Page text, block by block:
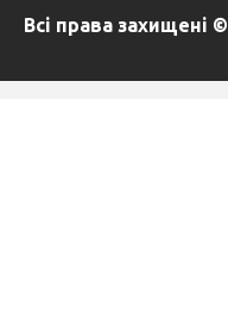
Всі права захищені